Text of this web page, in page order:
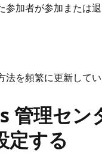
加者が参加または
法を頻繁に更新して
理セン
定する